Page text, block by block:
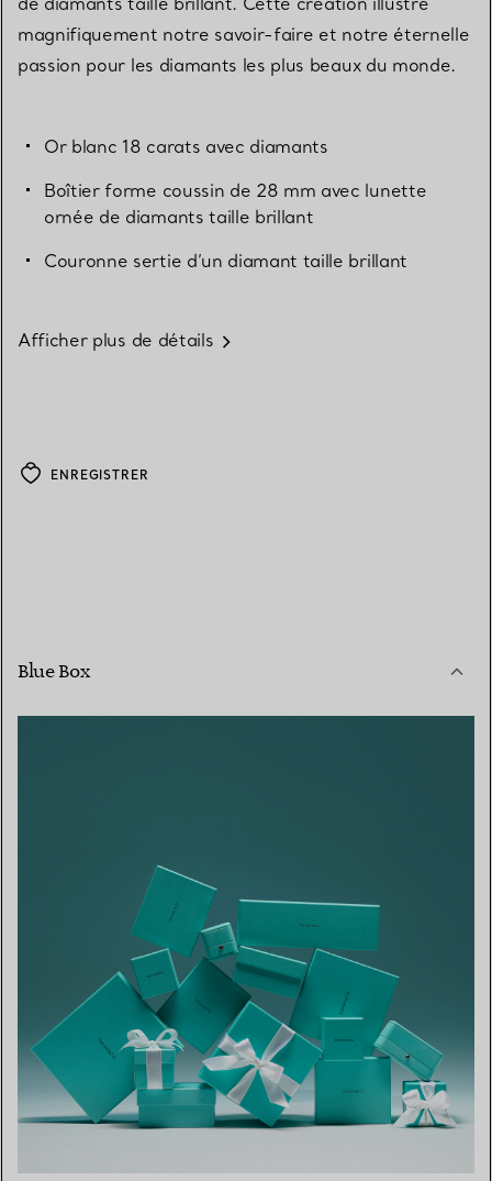
magnifiquement notre savoir-faire et notre éternelle
passion pour les diamants les plus beaux du monde.
Or blanc 18 carats avec diamants
Boîtier forme coussin de 28 mm avec lunette
ornée de diamants taille brillant
Couronne sertie d’un diamant taille brillant
Afficher plus de détails
ENREGISTRER
Blue Box